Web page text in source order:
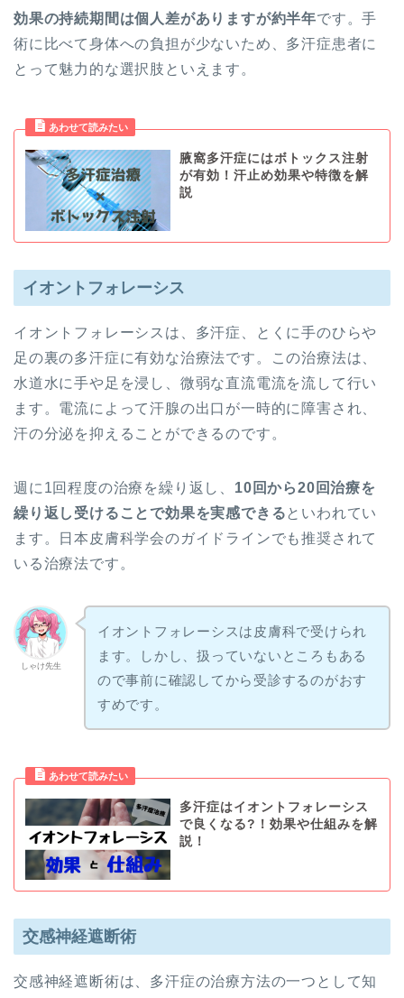
効果の持続期間は個人差がありますが約半年です。手
術に比べて身体への負担が少ないため、多汗症患者に
とって魅力的な選択肢といえます。
腋窩多汗症にはボトックス注射
が有効！汗止め効果や特徴を解
説
イオントフォレーシス
イオントフォレーシスは、多汗症、とくに手のひらや
足の裏の多汗症に有効な治療法です。この治療法は、
水道水に手や足を浸し、微弱な直流電流を流して行い
ます。電流によって汗腺の出口が一時的に障害され、
汗の分泌を抑えることができるのです。
週に1回程度の治療を繰り返し、 10回から20回治療を
繰り返し受けることで効果を実感できる といわれてい
ます。日本皮膚科学会のガイドラインでも推奨されて
いる治療法です。
しゃけ先生
イオントフォレーシスは皮膚科で受けられ
ます。しかし、扱っていないところもある
ので事前に確認してから受診するのがおす
すめです。
多汗症はイオントフォレーシス
で良くなる?！効果や仕組みを解
説！
交感神経遮断術
交感神経遮断術は、多汗症の治療方法の一つとして知